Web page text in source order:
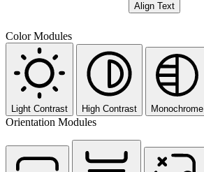
Align Text
Color Modules
Light Contrast High Contrast Monochrome
Orientation Modules